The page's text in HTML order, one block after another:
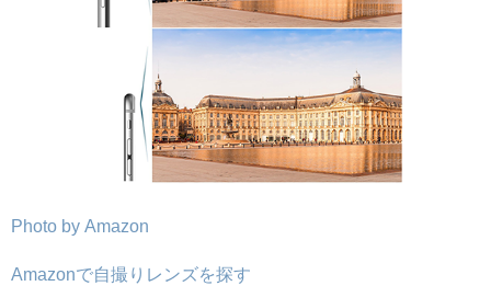
Photo by Amazon
Amazonで自撮りレンズを探す